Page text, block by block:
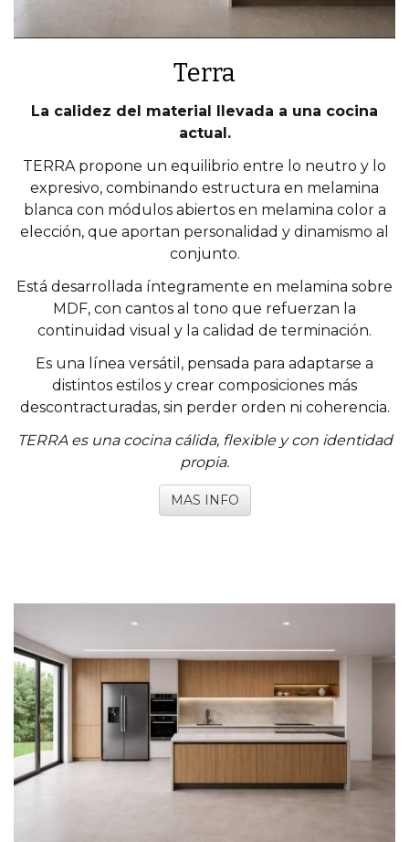
Terra
La calidez del material llevada a una cocina
actual.
TERRA propone un equilibrio entre lo neutro y lo
expresivo, combinando estructura en melamina
blanca con módulos abiertos en melamina color a
elección, que aportan personalidad y dinamismo al
conjunto.
Está desarrollada íntegramente en melamina sobre
MDF, con cantos al tono que refuerzan la
continuidad visual y la calidad de terminación.
Es una línea versátil, pensada para adaptarse a
distintos estilos y crear composiciones más
descontracturadas, sin perder orden ni coherencia.
TERRA es una cocina cálida, flexible y con identidad
propia.
MAS INFO